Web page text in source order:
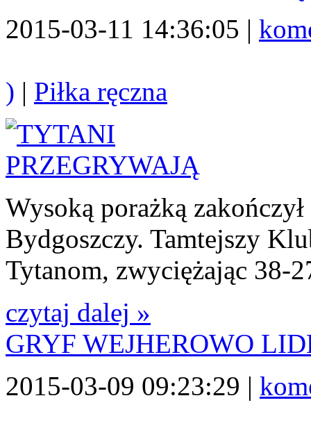
2015-03-11 14:36:05 |
) | Piłka ręczna
Wysoką porażką
Bydgoszczy. Tamtejszy
Tytanom, zwyciężając 38-
czytaj dalej »
GRYF WEJHEROWO
2015-03-09 09:23:29 |